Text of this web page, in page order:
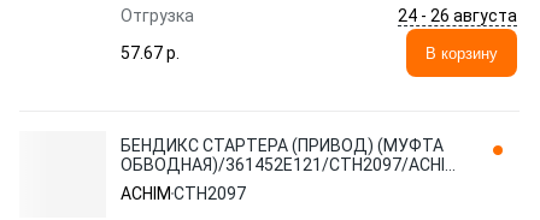
Отгрузка
24 - 26 августа
57.67 p.
В корзину
БЕНДИКС СТАРТЕРА (ПРИВОД) (МУФТА
ОБВОДНАЯ)/361452E121/CTH2097/ACHIM
(10714040/081118/0029169, КОРЕЯ,
ACHIM CTH2097